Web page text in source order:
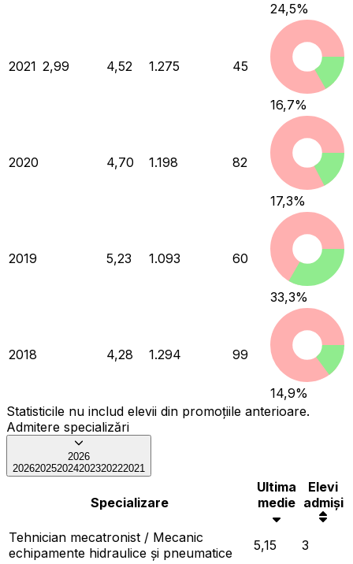
24,5%
2021 2,99 4,52 1.275 45
16,7%
2020 4,70 1.198 82
17,3%
2019 5,23 1.093 60
33,3%
2018 4,28 1.294 99
14,9%
Statisticile nu includ elevii din promoțiile anterioare.
Admitere specializări
2026
202620252024202320222021
Specializare
Ultima
medie
Elevi
admiși
Tehnician mecatronist / Mecanic
echipamente hidraulice și pneumatice
5,15
3